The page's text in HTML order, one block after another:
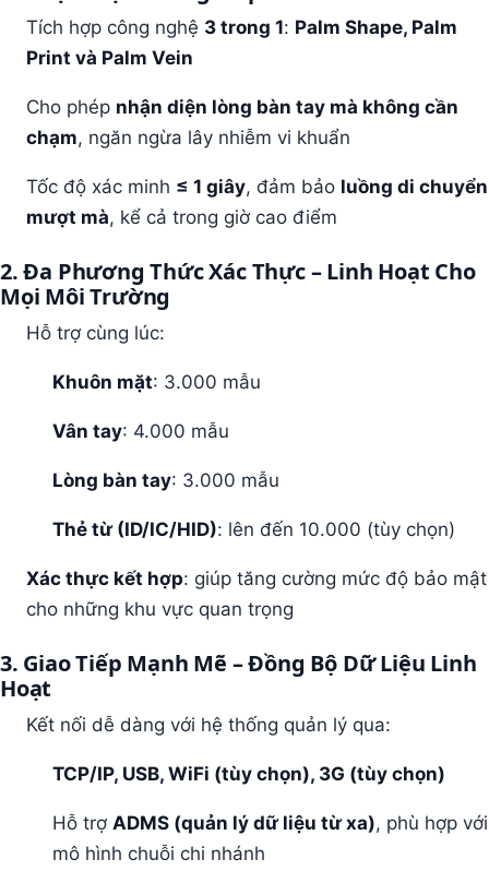
Tích hợp công nghệ 3 trong 1: Palm Shape, Palm
Print và Palm Vein
Cho phép nhận diện lòng bàn tay mà không cần
chạm, ngăn ngừa lây nhiễm vi khuẩn
Tốc độ xác minh ≤ 1 giây, đảm bảo luồng di chuyển
mượt mà, kể cả trong giờ cao điểm
2. Đa Phương Thức Xác Thực – Linh Hoạt Cho
Mọi Môi Trường
Hỗ trợ cùng lúc:
Khuôn mặt: 3.000 mẫu
Vân tay: 4.000 mẫu
Lòng bàn tay: 3.000 mẫu
Thẻ từ (ID/IC/HID): lên đến 10.000 (tùy chọn)
Xác thực kết hợp: giúp tăng cường mức độ bảo mật
cho những khu vực quan trọng
3. Giao Tiếp Mạnh Mẽ – Đồng Bộ Dữ Liệu Linh
Hoạt
Kết nối dễ dàng với hệ thống quản lý qua:
TCP/IP, USB, WiFi (tùy chọn), 3G (tùy chọn)
Hỗ trợ ADMS (quản lý dữ liệu từ xa), phù hợp với
mô hình chuỗi chi nhánh